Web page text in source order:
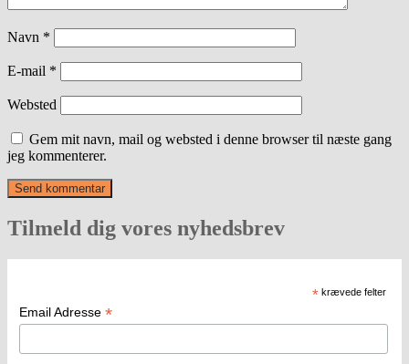
Navn *
E-mail *
Websted
Gem mit navn, mail og websted i denne browser til næste gang
jeg kommenterer.
Tilmeld dig vores nyhedsbrev
* krævede felter
Email Adresse *